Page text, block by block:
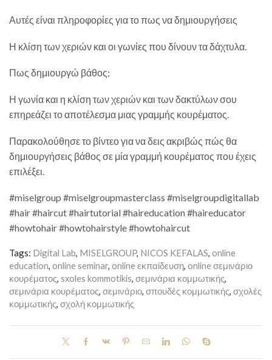
Αυτές είναι πληροφορίες για το πως να δημιουργήσεις
Η κλίση των χεριών και οι γωνίες που δίνουν τα δάχτυλα.
Πως δημιουργώ βάθος;
Η γωνία και η κλίση των χεριών και των δακτύλων σου
επηρεάζει το αποτέλεσμα μιας γραμμής κουρέματος.
Παρακολούθησε το βίντεο για να δεις ακριβώς πώς θα
δημιουργήσεις βάθος σε μία γραμμή κουρέματος που έχεις
επιλέξει.
#miselgroup #miselgroupmasterclass #miselgroupdigitallab
#hair #haircut #hairtutorial #haireducation #haireducator
#howtohair #howtohairstyle #howtohaircut
Tags: Digital Lab, MISELGROUP, NICOS KEFALAS, online
education, online seminar, online εκπαίδευση, online σεμινάριο
κουρέματος, sxoles kommotikis, σεμινάρια κομμωτικής,
σεμινάρια κουρέματος, σεμινάριο, σπουδές κομμωτικής, σχολές
κομμωτικής, σχολή κομμωτικής